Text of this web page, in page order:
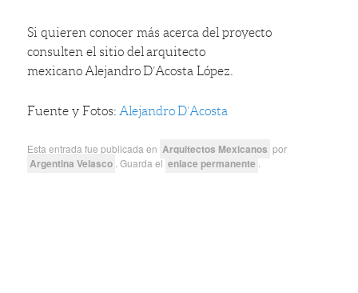
Si quieren conocer más acerca del proyecto
consulten el sitio del arquitecto
mexicano Alejandro D’Acosta López.
Fuente y Fotos: Alejandro D’Acosta
Esta entrada fue publicada en Arquitectos Mexicanos por
Argentina Velasco . Guarda el enlace permanente